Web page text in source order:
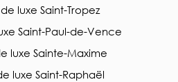
luxe Saint-Tropez
Saint-Paul-de-Vence
luxe Sainte-Maxime
luxe Saint-Raphaël